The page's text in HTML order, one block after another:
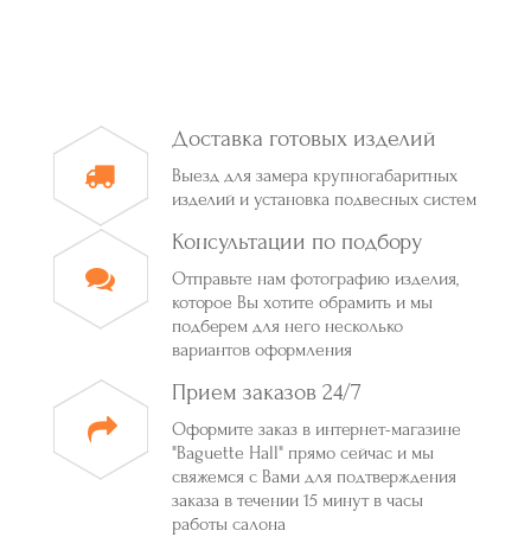
Доставка готовых изделий
Выезд для замера крупногабаритных
изделий и установка подвесных систем
Консультации по подбору
Отправьте нам фотографию изделия,
которое Вы хотите обрамить и мы
подберем для него несколько
вариантов оформления
Прием заказов 24/7
Оформите заказ в интернет-магазине
"Baguette Hall" прямо сейчас и мы
свяжемся с Вами для подтверждения
заказа в течении 15 минут в часы
работы салона